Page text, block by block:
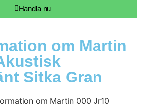
Handla nu
om Martin
Sitka Gran
om Martin 000 Jr10